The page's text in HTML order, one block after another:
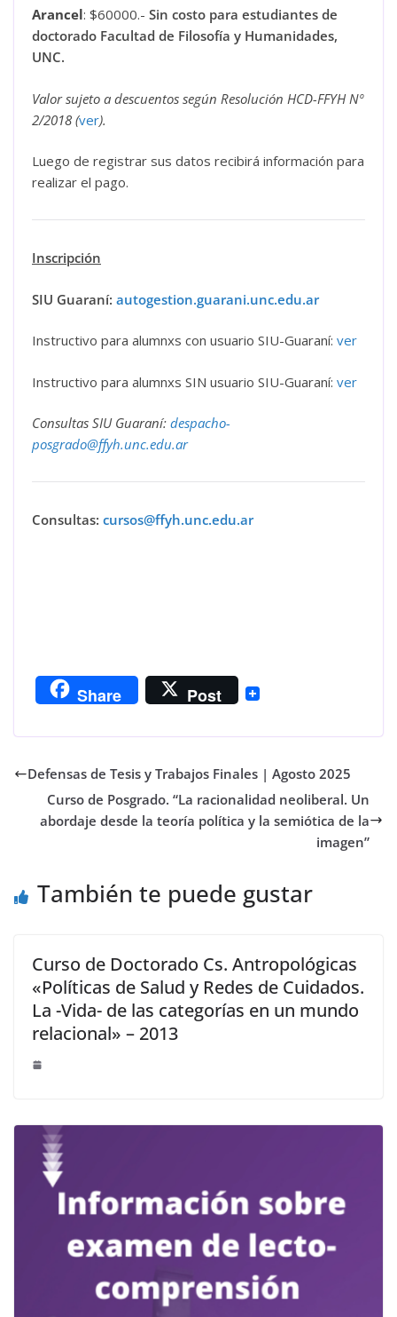
Arancel: $60000.- Sin costo para estudiantes de
doctorado Facultad de Filosofía y Humanidades,
UNC.
Valor sujeto a descuentos según Resolución HCD-FFYH Nº
2/2018 (ver).
Luego de registrar sus datos recibirá información para
realizar el pago.
Inscripción
SIU Guaraní: autogestion.guarani.unc.edu.ar
Instructivo para alumnxs con usuario SIU-Guaraní: ver
Instructivo para alumnxs SIN usuario SIU-Guaraní: ver
Consultas SIU Guaraní: despacho-
posgrado@ffyh.unc.edu.ar
Consultas: cursos@ffyh.unc.edu.ar
Share Post
Defensas de Tesis y Trabajos Finales | Agosto 2025
Curso de Posgrado. “La racionalidad neoliberal. Un
abordaje desde la teoría política y la semiótica de la
imagen”
También te puede gustar
Curso de Doctorado Cs. Antropológicas
«Políticas de Salud y Redes de Cuidados.
La -Vida- de las categorías en un mundo
relacional» – 2013